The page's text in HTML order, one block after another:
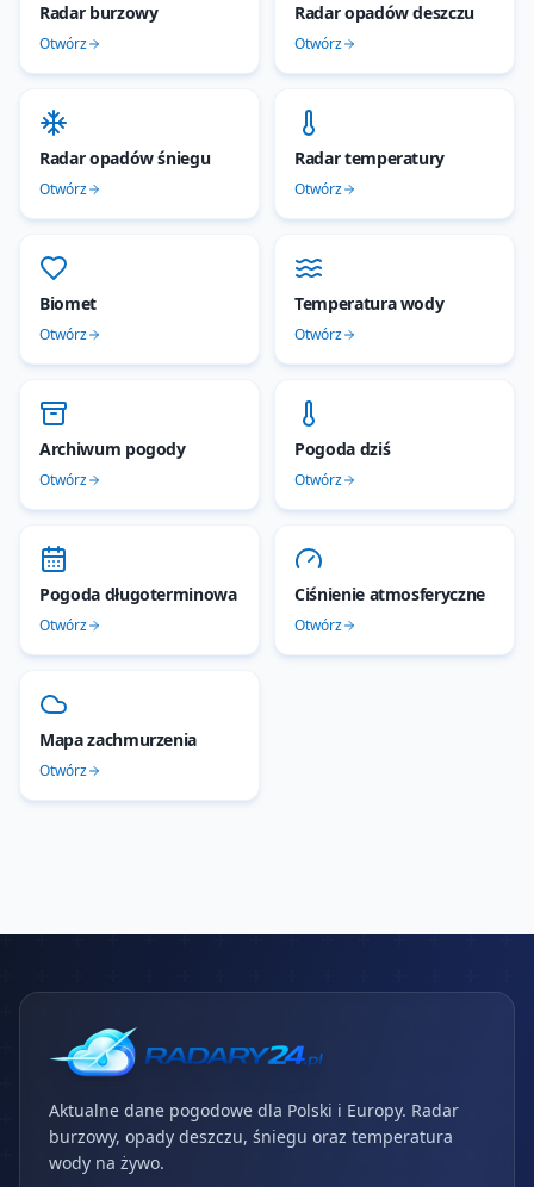
Radar burzowy
Otwórz
Radar opadów deszczu
Otwórz
Radar opadów śniegu
Otwórz
Radar temperatury
Otwórz
Biomet
Otwórz
Temperatura wody
Otwórz
Archiwum pogody
Otwórz
Pogoda dziś
Otwórz
Pogoda długoterminowa
Otwórz
Ciśnienie atmosferyczne
Otwórz
Mapa zachmurzenia
Otwórz
Aktualne dane pogodowe dla Polski i Europy. Radar
burzowy, opady deszczu, śniegu oraz temperatura
wody na żywo.